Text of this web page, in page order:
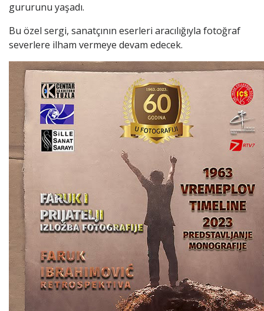
gururunu yaşadı.
Bu özel sergi, sanatçının eserleri aracılığıyla fotoğraf
severlere ilham vermeye devam edecek.